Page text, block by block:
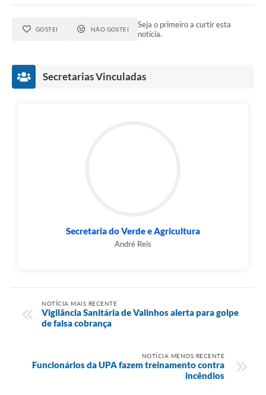
GOSTEI NÃO GOSTEI
Seja o primeiro a curtir esta
notícia.
Secretarias Vinculadas
Secretaria do Verde e Agricultura
André Reis
NOTÍCIA MAIS RECENTE
Vigilância Sanitária de Valinhos alerta para golpe
de falsa cobrança
NOTÍCIA MENOS RECENTE
Funcionários da UPA fazem treinamento contra
incêndios